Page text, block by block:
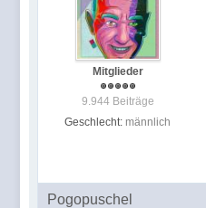
Mitglieder
9.944 Beiträge
Geschlecht: männlich
Pogopuschel